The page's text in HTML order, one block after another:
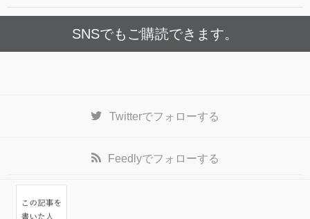
SNSでもご購読できます。
Twitterでフォローする
Feedlyでフォローする